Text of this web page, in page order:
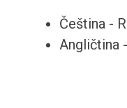
Čeština -
Angličtina